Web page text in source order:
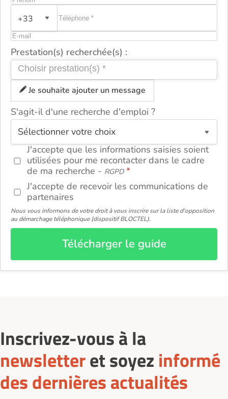
+33
Prestation(s) recherchée(s) :
Je souhaite ajouter un message
S'agit-il d'une recherche d'emploi ?
J'accepte que les informations saisies soient
utilisées pour me recontacter dans le cadre
de ma recherche - RGPD
J'accepte de recevoir les communications de
partenaires
Nous vous informons de votre droit à vous inscrire sur la liste d'opposition
au démarchage téléphonique (dispositif BLOCTEL).
Télécharger le guide
ou
Inscrivez-vous à la
newsletteret soyez informé
des dernières actualités